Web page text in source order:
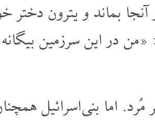
بماند و یترون دختر
در این سرزمین
اما بنی اسرائیل